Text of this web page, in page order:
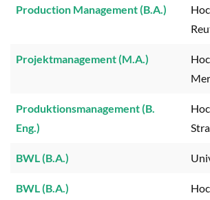
Production Management (B.A.)
Projektmanagement (M.A.)
Produktionsmanagement (B.
Eng.)
BWL (B.A.)
BWL (B.A.)